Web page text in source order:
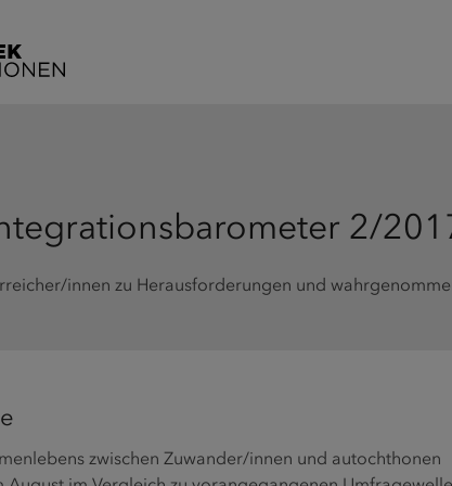
2/
innen zu Herausforderungen und
zwischen Zuwander/innen und autochthonen